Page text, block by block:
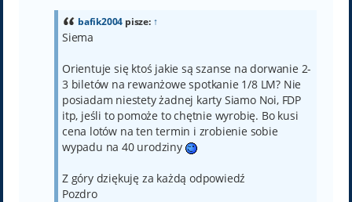
bafik2004 pisze: ↑
Siema
Orientuje się ktoś jakie są szanse na dorwanie 2-
3 biletów na rewanżowe spotkanie 1/8 LM? Nie
posiadam niestety żadnej karty Siamo Noi, FDP
itp, jeśli to pomoże to chętnie wyrobię. Bo kusi
cena lotów na ten termin i zrobienie sobie
wypadu na 40 urodziny
Z góry dziękuję za każdą odpowiedź
Pozdro